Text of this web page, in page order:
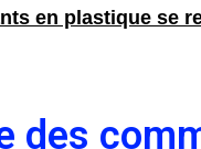
en plastique se
des